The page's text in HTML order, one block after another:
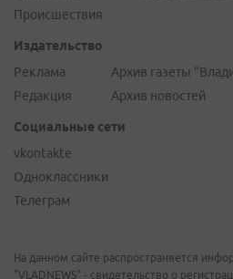
Происшествия
Издательство
Реклама
Редакция
Архив газеты
Архив новостей
Социальные сети
vkontakte
Одноклассники
Телеграм
На данном сайте распространяется
"VLADNEWS" - свидетельство о